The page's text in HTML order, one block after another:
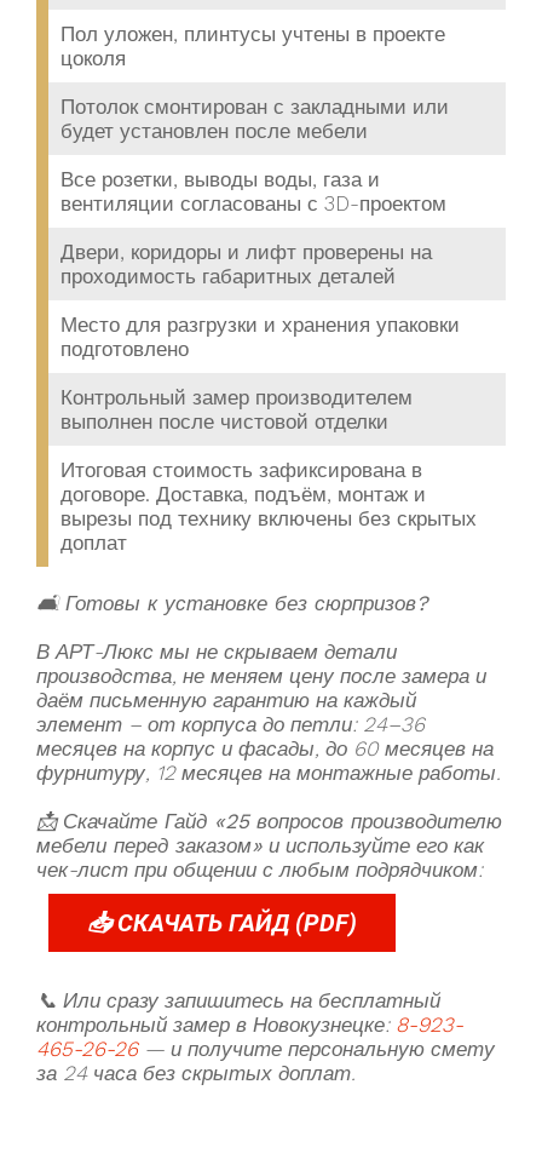
Пол уложен, плинтусы учтены в проекте
цоколя
Потолок смонтирован с закладными или
будет установлен после мебели
Все розетки, выводы воды, газа и
вентиляции согласованы с 3D-проектом
Двери, коридоры и лифт проверены на
проходимость габаритных деталей
Место для разгрузки и хранения упаковки
подготовлено
Контрольный замер производителем
выполнен после чистовой отделки
Итоговая стоимость зафиксирована в
договоре. Доставка, подъём, монтаж и
вырезы под технику включены без скрытых
доплат
🛋 Готовы к установке без сюрпризов?
В АРТ-Люкс мы не скрываем детали
производства, не меняем цену после замера и
даём письменную гарантию на каждый
элемент – от корпуса до петли: 24–36
месяцев на корпус и фасады, до 60 месяцев на
фурнитуру, 12 месяцев на монтажные работы.
📩 Скачайте Гайд «25 вопросов производителю
мебели перед заказом» и используйте его как
чек-лист при общении с любым подрядчиком:
📥 СКАЧАТЬ ГАЙД (PDF)
📞 Или сразу запишитесь на бесплатный
контрольный замер в Новокузнецке: 8-923-
465-26-26— и получите персональную смету
за 24 часа без скрытых доплат.